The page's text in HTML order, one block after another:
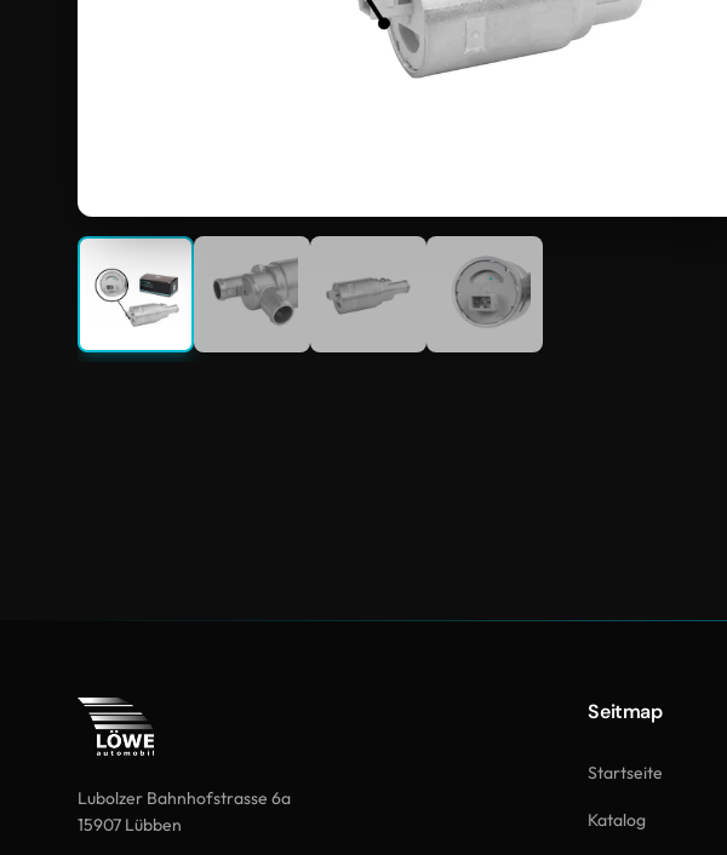
Lubolzer Bahnhofstrasse 6a
15907 Lübben
Seitmap
Startseite
Katalog